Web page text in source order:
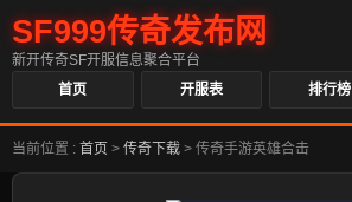
SF999传奇发布网
新开传奇SF开服信息聚合平台
首页
开服表 排行榜
当前位置 : 首页 > 传奇下载 > 传奇手游英雄合击